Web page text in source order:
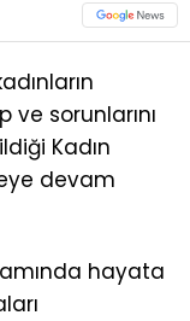
sorunlarını
Kadın
devam
hayata